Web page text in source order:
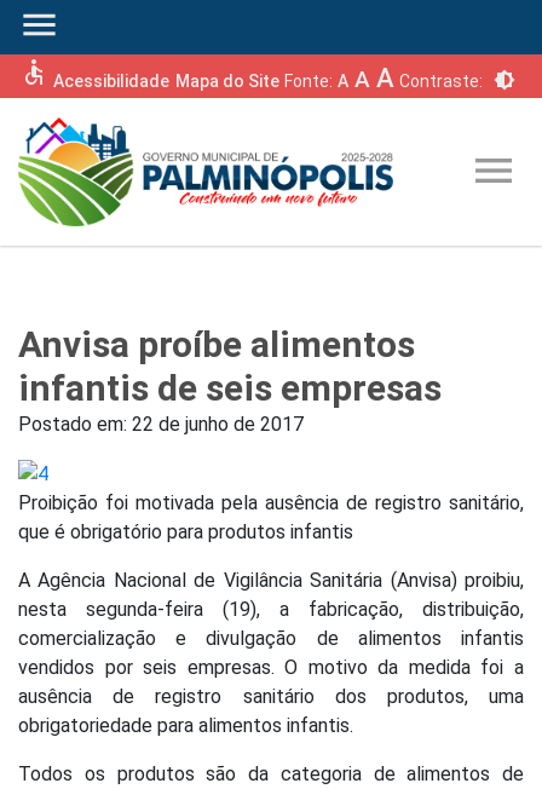
menu
accessible Acessibilidade Mapa do Site Fonte: A A A Contraste: brightness_6
menu
Anvisa proíbe alimentos
infantis de seis empresas
Postado em: 22 de junho de 2017
Proibição foi motivada pela ausência de registro sanitário,
que é obrigatório para produtos infantis
A Agência Nacional de Vigilância Sanitária (Anvisa) proibiu,
nesta segunda-feira (19), a fabricação, distribuição,
comercialização e divulgação de alimentos infantis
vendidos por seis empresas. O motivo da medida foi a
ausência de registro sanitário dos produtos, uma
obrigatoriedade para alimentos infantis.
Todos os produtos são da categoria de alimentos de